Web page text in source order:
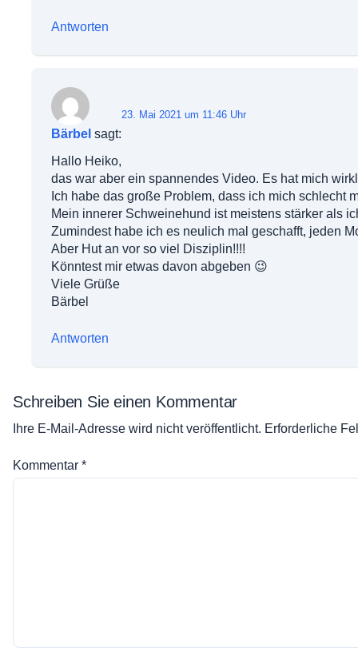
Antworten
Bärbel sagt:
23. Mai 2021 um 11:46 Uhr
Hallo Heiko,
das war aber ein spannendes Video. Es hat mich
Ich habe das große Problem, dass ich mich
Mein innerer Schweinehund ist meistens stärker als
Zumindest habe ich es neulich mal geschafft, jeden
Aber Hut an vor so viel Disziplin!!!!
Könntest mir etwas davon abgeben 😉
Viele Grüße
Bärbel
Antworten
Schreiben Sie einen Kommentar
Ihre E-Mail-Adresse wird nicht veröffentlicht. Erforderliche
Kommentar *